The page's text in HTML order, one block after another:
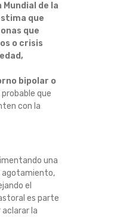
de la
que
que
o crisis
bipolar o
probable que
con la
una
agotamiento,
el
es parte
aclarar la